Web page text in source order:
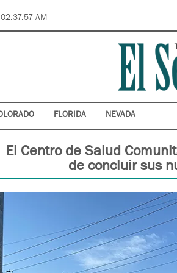
AM
FLORIDA NEVADA
El Centro de Salud
de concluir sus